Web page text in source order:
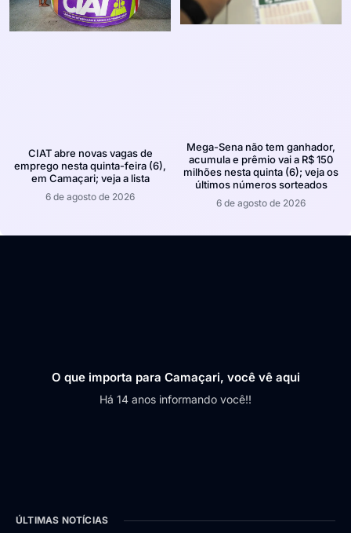
CIAT abre novas vagas de
emprego nesta quinta-feira (6),
em Camaçari; veja a lista
6 de agosto de 2026
Mega-Sena não tem ganhador,
acumula e prêmio vai a R$ 150
milhões nesta quinta (6); veja os
últimos números sorteados
6 de agosto de 2026
O que importa para Camaçari, você vê aqui
Há 14 anos informando você!!
ÚLTIMAS NOTÍCIAS